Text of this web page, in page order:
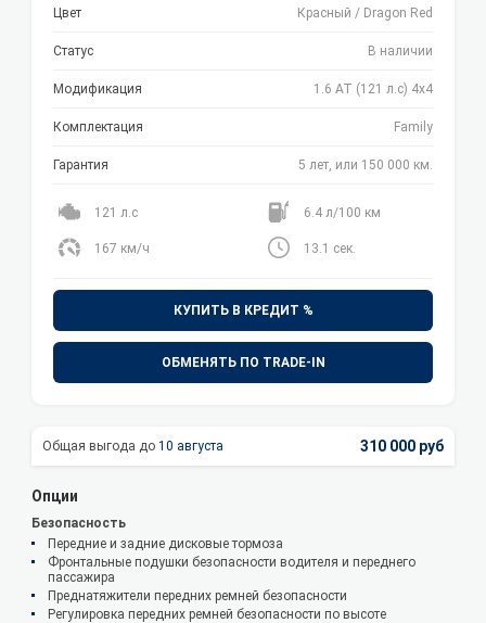
Цвет Красный / Dragon Red
Статус В наличии
Модификация 1.6 АТ (121 л.с) 4х4
Комплектация Family
Гарантия 5 лет, или 150 000 км.
121 л.с 6.4 л/100 км
167 км/ч 13.1 сек.
КУПИТЬ В КРЕДИТ %
ОБМЕНЯТЬ ПО TRADE-IN
10 августа 310 000 руб
Опции
Безопасность
Передние и задние дисковые тормоза
Фронтальные подушки безопасности водителя и переднего
пассажира
Преднатяжители передних ремней безопасности
Регулировка передних ремней безопасности по высоте